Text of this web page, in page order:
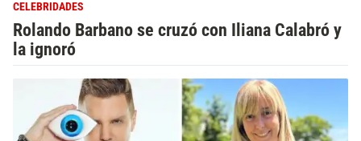
CELEBRIDADES
Rolando Barbano se cruzó con Iliana Calabró y
la ignoró